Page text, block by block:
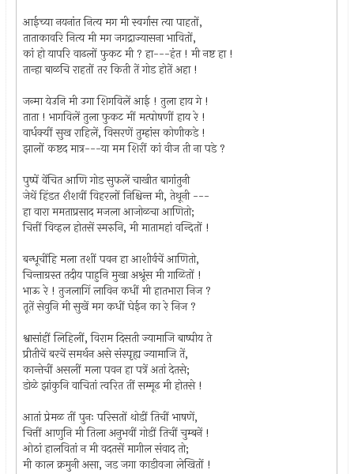
आईच्या नयनांत नित्य मग मी स्वर्गास त्या पाहतों,
ताताकावरि नित्य मी मग जगद्राज्यासना भावितों,
कां हो यापरि वाढलों फुकट मी ? हा---हंत ! मी नष्ट हा !
तान्हा बाळचि राहतों तर किती तें गोड होतें अहा !
जन्मा येउनि मी उगा शिगविलें आई ! तुला हाय गे !
ताता ! भागविलें तुला फुकट मीं मत्पोषणीं हाय रे !
वार्धक्यीं सुख राहिलें, विसरणें तुम्हांस कोणीकडे !
झालों कष्टद मात्र---या मम शिरीं कां वीज ती ना पडे ?
पुष्पें वेंचित आणि गोड सुफलें चाखीत बागांतुनी
जेथें हिंडत शैशवीं विहरलों निश्चिन्त मी, तेथूनी ---
हा वारा ममताप्रसाद मजला आजोळचा आणितो;
चित्तीं विव्हल होतसें स्मरुनि, मी मातामहां वन्दितों !
बन्धूचींहि मला तशीं पवन हा आशीर्वचें आणितो,
चिन्ताग्रस्त तदीय पाहुनि मुखा अश्रूंस मी गाळितों !
भाऊ रे ! तुजलागिं लाविन कधीं मी हातभारा निज ?
तूतें सेवुनि मी सुखें मग कधीं घेईन का रे निज ?
श्वासांहीं लिहिलीं, विराम दिसती ज्यामाजि बाष्पीय ते
प्रीतीचें बरचें समर्थन असे संस्पृह्य ज्यामाजि तें,
कान्तेचीं असलीं मला पवन हा पत्रें अतां देतसे;
डोळे झांकुनि वाचितां त्वरित तीं सम्मूढ मी होतसे !
आतां प्रेमळ तीं पुनः परिसतों थोडीं तिचीं भाषणें,
चित्तीं आणुनि मी तिला अनुभवीं गोडीं तिचीं चुम्बनें !
ओठां हालवितां न मी वदतसें मागील संवाद तो;
मी काल क्रमुनी असा, जड जगा काडीवजा लेखितों !